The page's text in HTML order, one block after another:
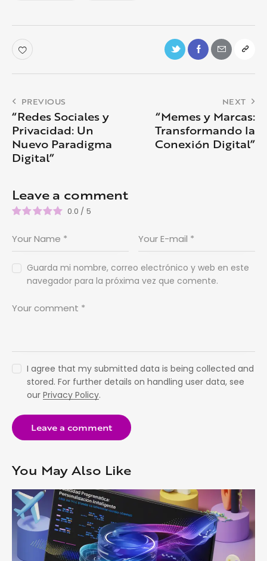
PREVIOUS
“Redes Sociales y
Privacidad: Un
Nuevo Paradigma
Digital”
NEXT
“Memes y Marcas:
Transformando la
Conexión Digital”
Leave a comment
0.0 / 5
Guarda mi nombre, correo electrónico y web en este
navegador para la próxima vez que comente.
I agree that my submitted data is being collected and
stored. For further details on handling user data, see
ourPrivacy Policy.
You May Also Like